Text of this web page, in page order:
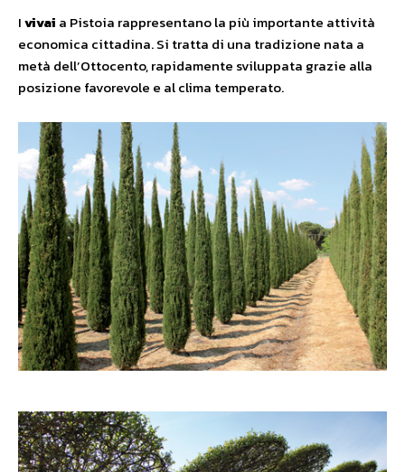
Ivivai a Pistoia rappresentano la più importante attività
economica cittadina. Si tratta di una tradizione nata a
metà dell’Ottocento, rapidamente sviluppata grazie alla
posizione favorevole e al clima temperato.